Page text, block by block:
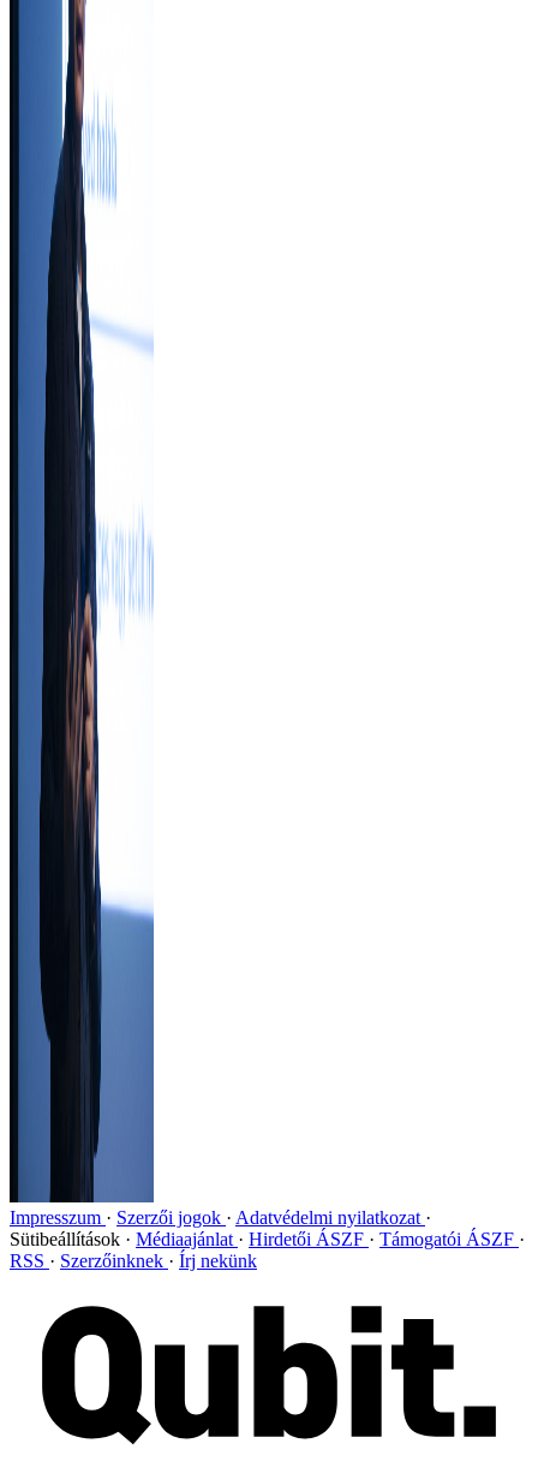
Impresszum Szerzői jogok
Adatvédelmi nyilatkozat
Sütibeállítások
Médiaajánlat Hirdetői ÁSZF
Támogatói ÁSZF
RSS
Szerzőinknek Írj nekünk